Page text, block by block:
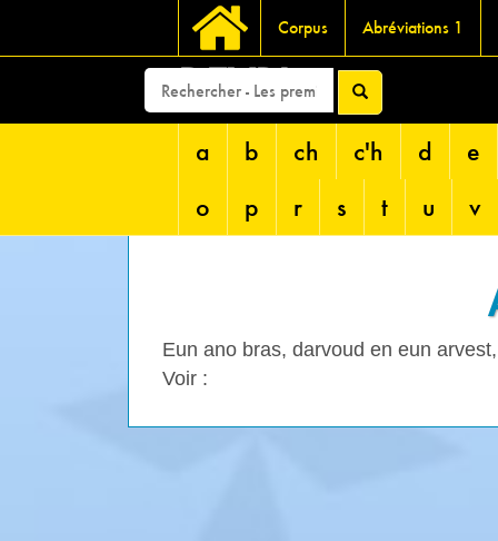
Corpus Abréviations 1
DEVRI
a b ch c'h d
e
o
p r s t u v
Eun ano bras, darvoud en eun
Voir :